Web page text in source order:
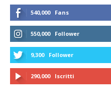
540,000 Fans
550,000 Follower
9,300 Follower
290,000 Iscritti